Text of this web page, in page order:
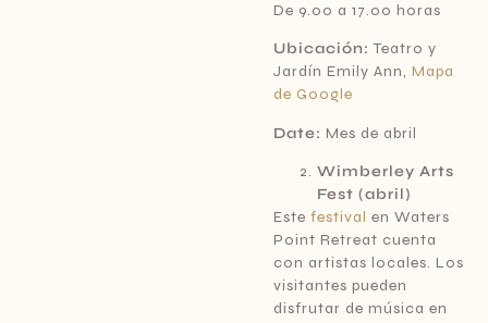
De 9.00 a 17.00 horas
Ubicación:Teatro y
Jardín Emily Ann, Mapa
de Google
Date: Mes de abril
Wimberley Arts
Fest (abril)
Este festival en Waters
Point Retreat cuenta
con artistas locales. Los
visitantes pueden
disfrutar de música en